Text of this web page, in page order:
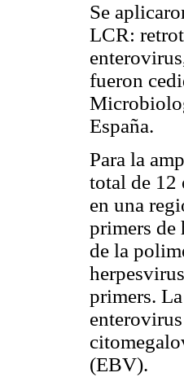
Se
LCR:
fueron
España.
Para la
total de 12
en una
primers de
de la
primers.
(EBV).